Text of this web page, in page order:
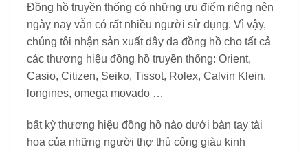
Đồng hồ truyền thống có những ưu điểm riêng nên
ngày nay vẫn có rất nhiều người sử dụng. Vì vậy,
chúng tôi nhận sản xuất dây da đồng hồ cho tất cả
các thương hiệu đồng hồ truyền thống: Orient,
Casio, Citizen, Seiko, Tissot, Rolex, Calvin Klein.
longines, omega movado …
bất kỳ thương hiệu đồng hồ nào dưới bàn tay tài
hoa của những người thợ thủ công giàu kinh